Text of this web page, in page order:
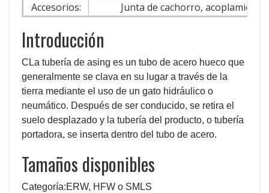
Accesorios:
Junta de cachorro,
Introducción
C La tubería de asing es un tubo de acero hueco que
generalmente se clava en su lugar a través de la
tierra mediante el uso de un gato hidráulico o
neumático. Después de ser conducido, se retira el
suelo desplazado y la tubería del producto, o tubería
portadora, se inserta dentro del tubo de acero.
Tamaños disponibles
Categoría:ERW, HFW o SMLS